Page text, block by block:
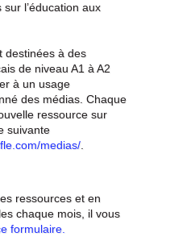
l’éducation aux
destinées à des
de niveau A1 à A2
à un usage
des médias. Chaque
ressource sur
suivante
medias/.
ressources et en
chaque mois, il vous
formulaire.